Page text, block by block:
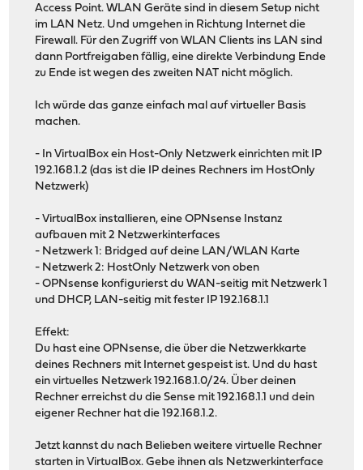
Access Point. WLAN Geräte sind in diesem Setup nicht
im LAN Netz. Und umgehen in Richtung Internet die
Firewall. Für den Zugriff von WLAN Clients ins LAN sind
dann Portfreigaben fällig, eine direkte Verbindung Ende
zu Ende ist wegen des zweiten NAT nicht möglich.
Ich würde das ganze einfach mal auf virtueller Basis
machen.
- In VirtualBox ein Host-Only Netzwerk einrichten mit IP
192.168.1.2 (das ist die IP deines Rechners im HostOnly
Netzwerk)
- VirtualBox installieren, eine OPNsense Instanz
aufbauen mit 2 Netzwerkinterfaces
- Netzwerk 1: Bridged auf deine LAN/WLAN Karte
- Netzwerk 2: HostOnly Netzwerk von oben
- OPNsense konfigurierst du WAN-seitig mit Netzwerk 1
und DHCP, LAN-seitig mit fester IP 192.168.1.1
Effekt:
Du hast eine OPNsense, die über die Netzwerkkarte
deines Rechners mit Internet gespeist ist. Und du hast
ein virtuelles Netzwerk 192.168.1.0/24. Über deinen
Rechner erreichst du die Sense mit 192.168.1.1 und dein
eigener Rechner hat die 192.168.1.2.
Jetzt kannst du nach Belieben weitere virtuelle Rechner
starten in VirtualBox. Gebe ihnen als Netzwerkinterface